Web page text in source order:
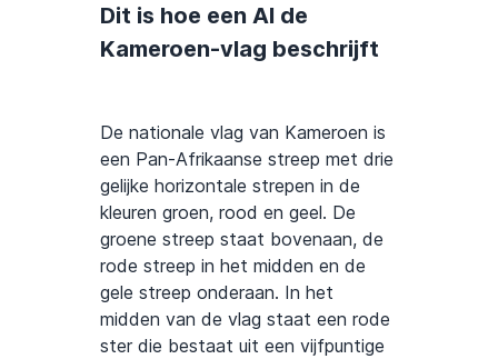
Dit is hoe een AI de
Kameroen-vlag beschrijft
De nationale vlag van Kameroen is
een Pan-Afrikaanse streep met drie
gelijke horizontale strepen in de
kleuren groen, rood en geel. De
groene streep staat bovenaan, de
rode streep in het midden en de
gele streep onderaan. In het
midden van de vlag staat een rode
ster die bestaat uit een vijfpuntige